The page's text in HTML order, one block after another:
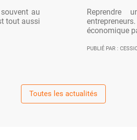
au
tout aussi
Reprendre
économique
PUBLIÉ PAR :
Toutes les actualités